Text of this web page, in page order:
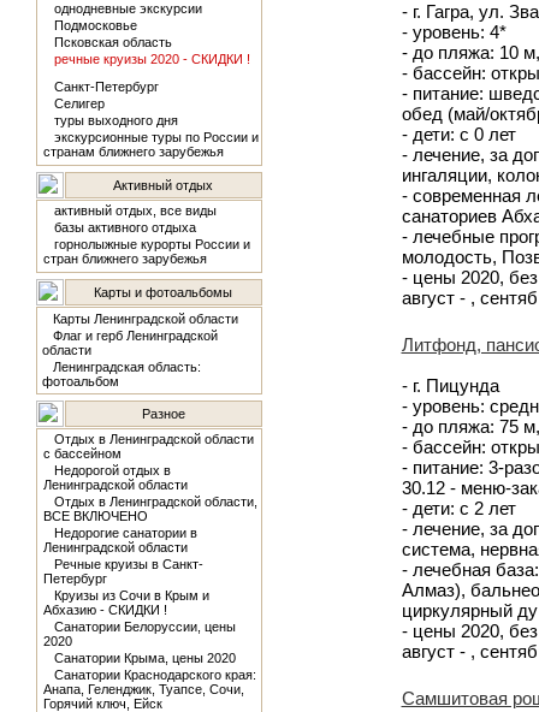
однодневные экскурсии
Подмосковье
Псковская область
речные круизы 2020 - СКИДКИ !
Санкт-Петербург
Селигер
туры выходного дня
экскурсионные туры по России и
странам ближнего зарубежья
Активный отдых
активный отдых, все виды
базы активного отдыха
горнолыжные курорты России и
стран ближнего зарубежья
Карты и фотоальбомы
Карты Ленинградской области
Флаг и герб Ленинградской
области
Ленинградская область:
фотоальбом
Разное
Отдых в Ленинградской области
с бассейном
Недорогой отдых в
Ленинградской области
Отдых в Ленинградской области,
ВСЕ ВКЛЮЧЕНО
Недорогие санатории в
Ленинградской области
Речные круизы в Санкт-
Петербург
Круизы из Сочи в Крым и
Абхазию - СКИДКИ !
Санатории Белоруссии, цены
2020
Санатории Крыма, цены 2020
Санатории Краснодарского края:
Анапа, Геленджик, Туапсе, Сочи,
Горячий ключ, Ейск
- г. Гагра, ул.
- уровень: 4*
- до пляжа: 10
- бассейн:
- питание:
обед (май/
- дети: с 0 лет
- лечение, за
ингаляции,
- современная
санаториев
- лечебные
молодость,
- цены 2020,
август - ,
Литфонд,
- г. Пицунда
- уровень:
- до пляжа: 75
- бассейн:
- питание: 3-
30.12 - меню-
- дети: с 2 лет
- лечение, за
система,
- лечебная
Алмаз),
циркулярный
- цены 2020,
август - ,
Самшитовая